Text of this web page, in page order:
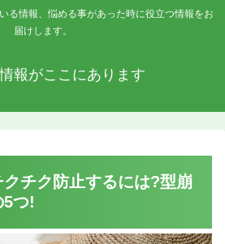
る情報、悩める事があった時に役立つ情報をお
届けします。
報がここにあります
チク防止するには?型崩
5つ!